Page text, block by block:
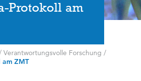
Protokoll am
Verantwortungsvolle Forschung /
ZMT